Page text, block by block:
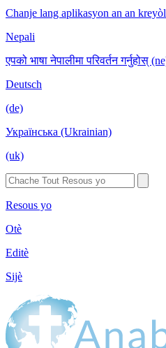
Chanje lang aplikasyon an an
Nepali
एपको भाषा नेपालीमा परिवर्तन गर्नुहोस्
Deutsch
(de)
Українська (Ukrainian)
(uk)
Resous yo
Otè
Editè
Sijè